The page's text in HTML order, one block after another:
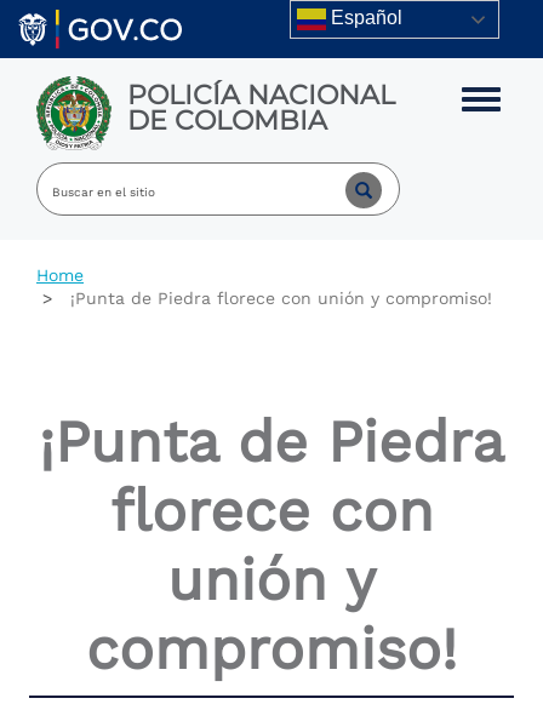
Skip to main content Español
POLICÍA NACIONAL
DE COLOMBIA Toggle
Home
¡Punta de Piedra florece con unión y compromiso!
¡Punta de Piedra
florece con
unión y
compromiso!